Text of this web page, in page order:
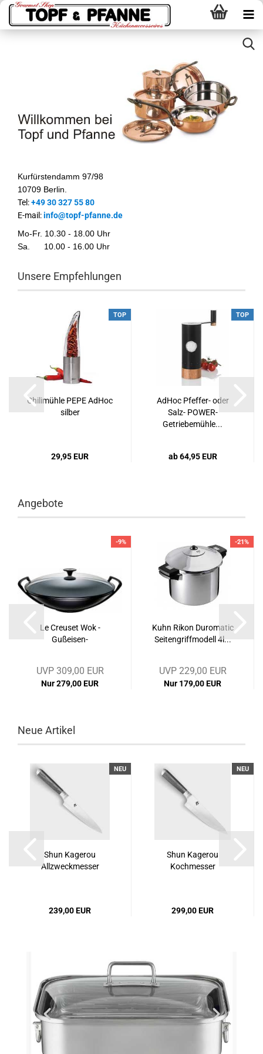
Kurfürstendamm 97/98
10709 Berlin.
Tel:+49 30 327 55 80
E-mail:info@topf-pfanne.de
Mo-Fr. 10.30 - 18.00 Uhr
Sa. 10.00 - 16.00 Uhr
Unsere Empfehlungen
TOP
Chilimühle PEPE AdHoc
silber
29,95 EUR
TOP
AdHoc Pfeffer- oder
Salz- POWER-
Getriebemühle...
ab 64,95 EUR
Angebote
-9%
Le Creuset Wok -
Gußeisen-
UVP 309,00 EUR
Nur 279,00 EUR
-21%
Kuhn Rikon Duromatic
Seitengriffmodell 4l...
UVP 229,00 EUR
Nur 179,00 EUR
Neue Artikel
NEU
Shun Kagerou
Allzweckmesser
239,00 EUR
NEU
Shun Kagerou
Kochmesser
299,00 EUR
Previous Next